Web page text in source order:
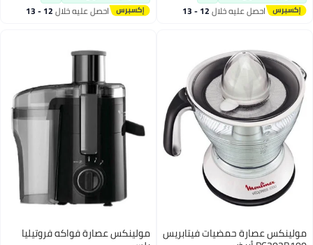
احصل عليه خلال 12 - 13 احصل عليه خلال 12 - 13
مولينكس عصارة حمضيات فيتابريس مولينكس عصارة فواكه فروتيليا